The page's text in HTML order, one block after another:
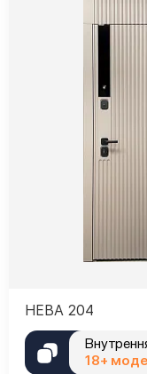
НЕВА 204
18+